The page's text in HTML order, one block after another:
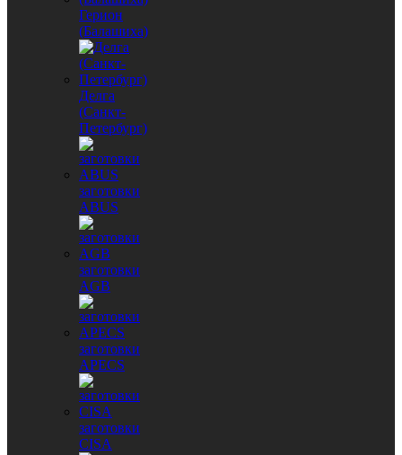
Герион
(Балашиха)
Делга
(Санкт-
Петербург)
заготовки
ABUS
заготовки
AGB
заготовки
APECS
заготовки
CISA